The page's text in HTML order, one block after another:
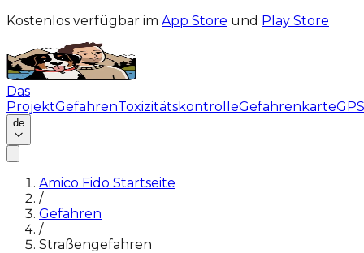
Kostenlos verfügbar im App Store und Play Store
Das
ProjektGefahrenToxizitätskontrolleGefahrenkarteGPS
de
Amico Fido Startseite
/
Gefahren
/
Straßengefahren